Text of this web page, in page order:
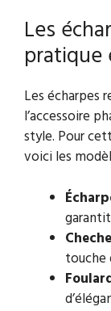
Les
pratique
Les écharpes
l’accessoire
style. Pour
voici les
touche